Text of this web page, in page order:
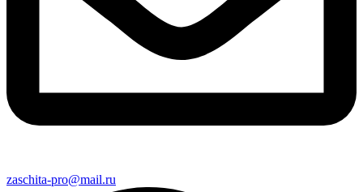
zaschita-pro@mail.ru